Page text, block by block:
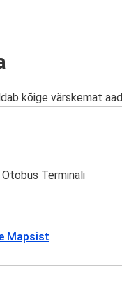
kõige värskemat
Otobüs Terminali
Mapsist